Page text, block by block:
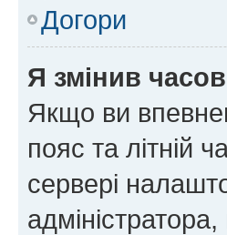
Догори
Я змінив
Якщо ви
пояс та літній
сервері